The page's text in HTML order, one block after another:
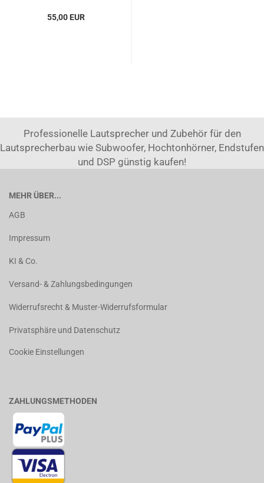
55,00 EUR
Professionelle Lautsprecher und Zubehör für den
Lautsprecherbau wie Subwoofer, Hochtonhörner, Endstufen
und DSP günstig kaufen!
MEHR ÜBER...
AGB
Impressum
KI & Co.
Versand- & Zahlungsbedingungen
Widerrufsrecht & Muster-Widerrufsformular
Privatsphäre und Datenschutz
Cookie Einstellungen
ZAHLUNGSMETHODEN